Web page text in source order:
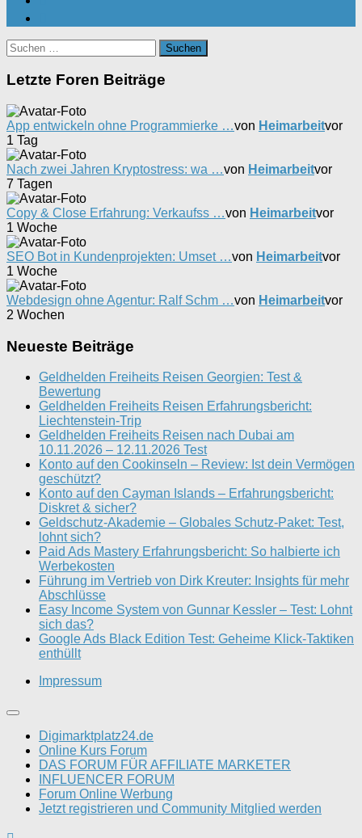
Suchen
nach:
Letzte Foren Beiträge
App entwickeln ohne Programmierke …von Heimarbeitvor
1 Tag
Nach zwei Jahren Kryptostress: wa …von Heimarbeitvor
7 Tagen
Copy & Close Erfahrung: Verkaufss …von Heimarbeitvor
1 Woche
SEO Bot in Kundenprojekten: Umset …von Heimarbeitvor
1 Woche
Webdesign ohne Agentur: Ralf Schm …von Heimarbeitvor
2 Wochen
Neueste Beiträge
Geldhelden Freiheits Reisen Georgien: Test &
Bewertung
Geldhelden Freiheits Reisen Erfahrungsbericht:
Liechtenstein-Trip
Geldhelden Freiheits Reisen nach Dubai am
10.11.2026 – 12.11.2026 Test
Konto auf den Cookinseln – Review: Ist dein Vermögen
geschützt?
Konto auf den Cayman Islands – Erfahrungsbericht:
Diskret & sicher?
Geldschutz-Akademie – Globales Schutz-Paket: Test,
lohnt sich?
Paid Ads Mastery Erfahrungsbericht: So halbierte ich
Werbekosten
Führung im Vertrieb von Dirk Kreuter: Insights für mehr
Abschlüsse
Easy Income System von Gunnar Kessler – Test: Lohnt
sich das?
Google Ads Black Edition Test: Geheime Klick-Taktiken
enthüllt
Impressum
Digimarktplatz24.de
Online Kurs Forum
DAS FORUM FÜR AFFILIATE MARKETER
INFLUENCER FORUM
Forum Online Werbung
Jetzt registrieren und Community Mitglied werden